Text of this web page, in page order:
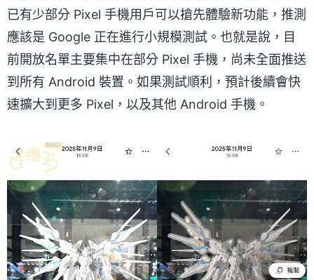
已有少部分 Pixel 手機用戶可以搶先體驗新功能，推測
應該是 Google 正在進行小規模測試。也就是說，目
前開放名單主要集中在部分 Pixel 手機，尚未全面推送
到所有 Android 裝置。如果測試順利，預計後續會快
速擴大到更多 Pixel，以及其他 Android 手機。